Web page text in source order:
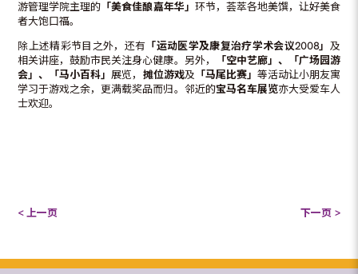
游管理学院主理的 「美食佳酿嘉年华」 环节，荟萃各地美馔，让好美食
者大饱口福。
除上述精彩节目之外，还有 「运动医学及康复治疗学术会议2008」 及
相关讲座，鼓励市民关注身心健康。另外，
「空中艺廊」、「广场园游
会」、「马小百科」展览， 摊位游戏及 「马尾比赛」 等活动让小朋友寓
学习于游戏之余，更满载奖品而归。邻近的宝马名车展览亦大受爱车人
士欢迎。
< 上一页 下一页 >